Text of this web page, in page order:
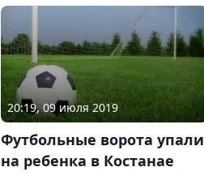
20:19, 09 июля 2019
Футбольные ворота упали
на ребенка в Костанае